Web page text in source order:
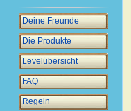
Deine Freunde
Die Produkte
Levelübersicht
FAQ
Regeln